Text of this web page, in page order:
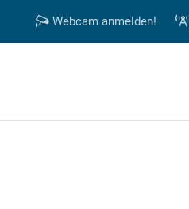
Webcam anmelden!